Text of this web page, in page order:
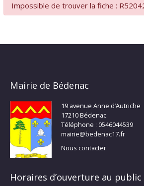
Impossible de trouver la fiche :
Mairie de Bédenac
19 avenue Anne d’Autriche
17210 Bédenac
Téléphone : 0546044539
mairie@bedenac17.fr
Nous contacter
Horaires d’ouverture au public